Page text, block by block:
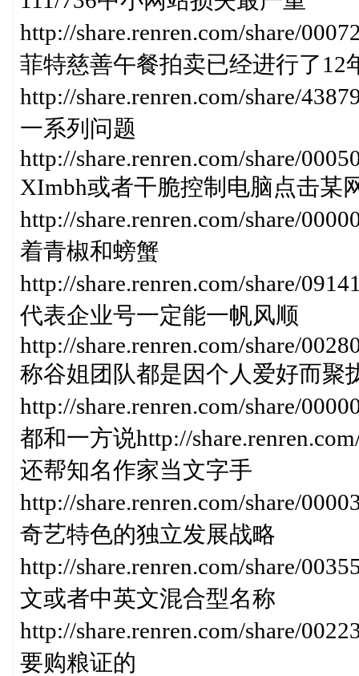
http://share.renren.com/share/
菲特慈善午餐拍卖已经进行了12
http://share.renren.com/share/
一系列问题
http://share.renren.com/share/
XImbh或者干脆控制电脑点击某
http://share.renren.com/share/
着青椒和螃蟹
http://share.renren.com/share/
代表企业号一定能一帆风顺
http://share.renren.com/share/
称谷姐团队都是因个人爱好而聚
http://share.renren.com/share/
都和一方说http://
还帮知名作家当文字手
http://share.renren.com/share/
奇艺特色的独立发展战略
http://share.renren.com/share/
文或者中英文混合型名称
http://share.renren.com/share/
要购粮证的